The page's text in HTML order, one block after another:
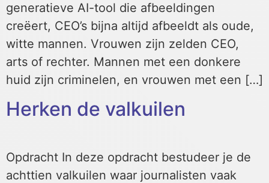
generatieve AI-tool die afbeeldingen
creëert, CEO’s bijna altijd afbeeldt als oude,
witte mannen. Vrouwen zijn zelden CEO,
arts of rechter. Mannen met een donkere
huid zijn criminelen, en vrouwen met een […]
Herken de valkuilen
Opdracht In deze opdracht bestudeer je de
achttien valkuilen waar journalisten vaak